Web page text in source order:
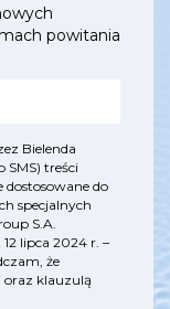
powitania
Bielenda
SMS) treści
do
specjalnych
S.A.
lipca 2024 r. –
że
oraz klauzulą